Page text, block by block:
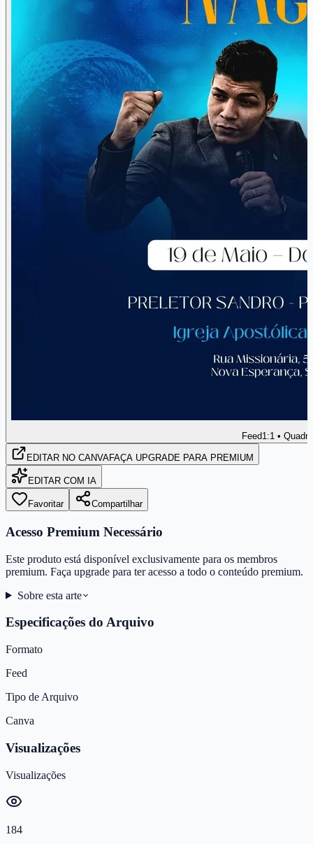
Feed1:1 •
EDITAR NO CANVAFAÇA UPGRADE PARA PREMIUM
EDITAR COM IA
Favoritar Compartilhar
Acesso Premium Necessário
Este produto está disponível exclusivamente para os membros
premium. Faça upgrade para ter acesso a todo o conteúdo premium.
Sobre esta arte
Especificações do Arquivo
Formato
Feed
Tipo de Arquivo
Canva
Visualizações
Visualizações
184